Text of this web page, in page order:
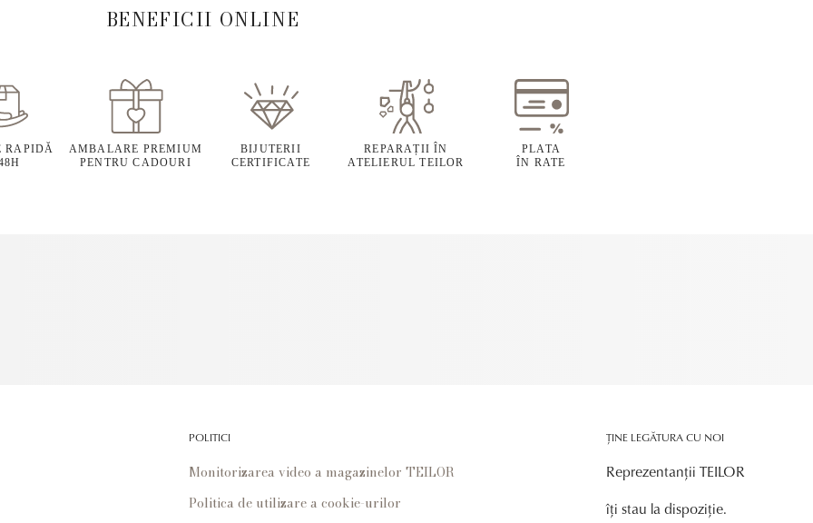
BENEFICII ONLINE
RAPIDĂ
AMBALARE PREMIUM
PENTRU CADOURI
BIJUTERII
CERTIFICATE
REPARAȚII ÎN
ATELIERUL TEILOR
PLATA
ÎN RATE
POLITICI
Monitorizarea video a magazinelor TEILOR
Politica de utilizare a cookie-urilor
ȚINE LEGĂTURA CU NOI
Reprezentanții TEILOR
îți stau la dispoziție.